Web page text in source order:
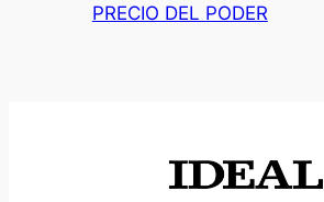
PRECIO DEL PODER